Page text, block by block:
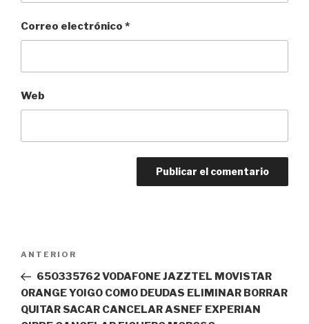
Correo electrónico *
Web
entradas
Entrada
anterior:
ANTERIOR
650335762 VODAFONE JAZZTEL MOVISTAR
ORANGE YOIGO COMO DEUDAS ELIMINAR BORRAR
QUITAR SACAR CANCELAR ASNEF EXPERIAN